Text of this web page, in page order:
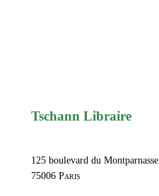
Tschann Libraire
125 boulevard du Montparnasse
75006 Paris